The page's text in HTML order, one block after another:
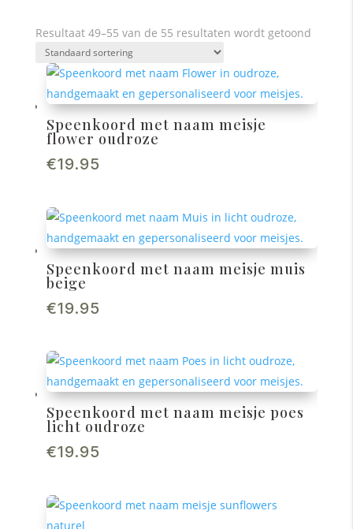
Resultaat 49–55 van de 55 resultaten wordt getoond
Speenkoord met naam meisje
flower oudroze
€19.95
Speenkoord met naam meisje muis
beige
€19.95
Speenkoord met naam meisje poes
licht oudroze
€19.95